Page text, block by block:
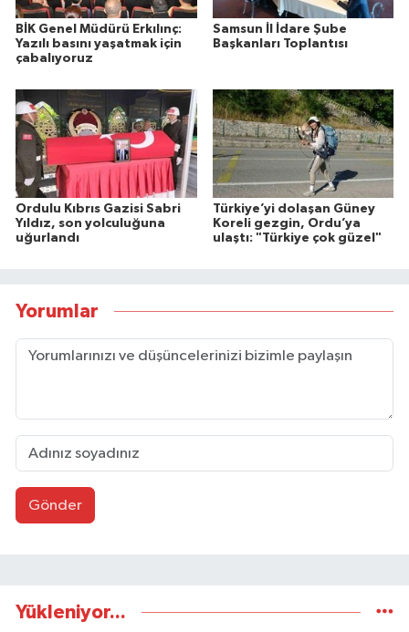
BİK Genel Müdürü Erkılınç:
Yazılı basını yaşatmak için
çabalıyoruz
Samsun İl İdare Şube
Başkanları Toplantısı
Ordulu Kıbrıs Gazisi Sabri
Yıldız, son yolculuğuna
uğurlandı
Türkiye’yi dolaşan Güney
Koreli gezgin, Ordu’ya
ulaştı: "Türkiye çok güzel"
Yorumlar
Gönder
Yükleniyor...